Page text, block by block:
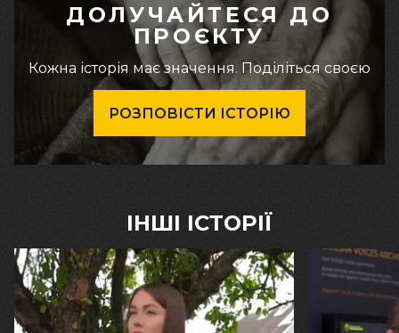
ДОЛУЧАЙТЕСЯ ДО
ПРОЄКТУ
Кожна історія має значення. Поділіться своєю
РОЗПОВІСТИ ІСТОРІЮ
ІНШІ ІСТОРІЇ